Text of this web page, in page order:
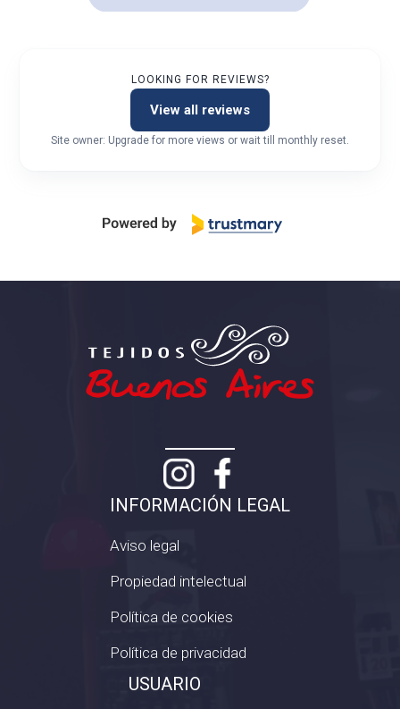
LOOKING FOR REVIEWS?
View all reviews
Site owner: Upgrade for more views or wait till monthly reset.
INFORMACIÓN LEGAL
Aviso legal
Propiedad intelectual
Política de cookies
Política de privacidad
USUARIO